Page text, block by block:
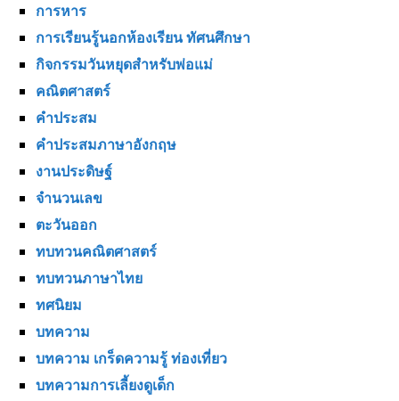
การหาร
การเรียนรู้นอกห้องเรียน ทัศนศึกษา
กิจกรรมวันหยุดสำหรับพ่อแม่
คณิตศาสตร์
คำประสม
คำประสมภาษาอังกฤษ
งานประดิษฐ์
จำนวนเลข
ตะวันออก
ทบทวนคณิตศาสตร์
ทบทวนภาษาไทย
ทศนิยม
บทความ
บทความ เกร็ดความรู้ ท่องเที่ยว
บทความการเลี้ยงดูเด็ก